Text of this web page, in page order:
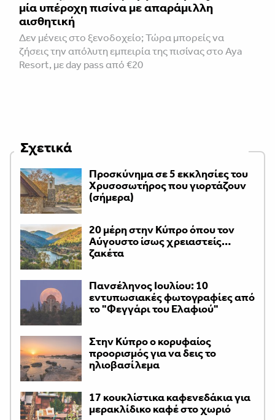
μία υπέροχη πισίνα με απαράμιλλη
αισθητική
Δεν μένεις στο ξενοδοχείο; Τώρα μπορείς να
ζήσεις την απόλυτη εμπειρία της πισίνας στο Aya
Resort, με day pass από €20
Σχετικά
Προσκύνημα σε 5 εκκλησίες του
Χρυσοσωτήρος που γιορτάζουν
(σήμερα)
20 μέρη στην Κύπρο όπου τον
Αύγουστο ίσως χρειαστείς…
ζακέτα
Πανσέληνος Ιουλίου: 10
εντυπωσιακές φωτογραφίες από
το "Φεγγάρι του Ελαφιού"
Στην Κύπρο ο κορυφαίος
προορισμός για να δεις το
ηλιοβασίλεμα
17 κουκλίστικα καφενεδάκια για
μερακλίδικο καφέ στο χωριό